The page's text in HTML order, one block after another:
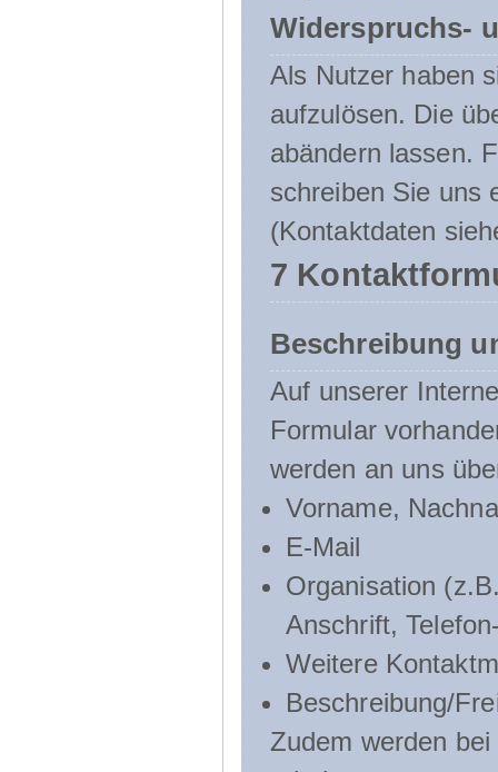
Widerspruchs-
Als Nutzer haben
aufzulösen. Die
abändern lassen.
schreiben Sie uns
(Kontaktdaten
7
Beschreibung
Auf unserer
Formular
werden an uns
Vorname,
E-Mail
Organisation
Anschrift,
Weitere
Beschreibung/
Zudem werden